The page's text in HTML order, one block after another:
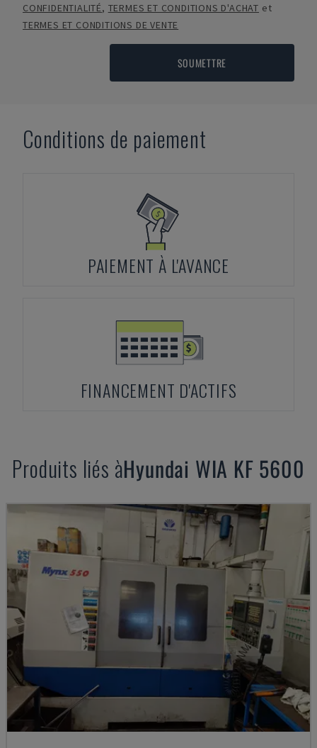
CONFIDENTIALITÉ, TERMES ET CONDITIONS D'ACHAT et
TERMES ET CONDITIONS DE VENTE
SOUMETTRE
Conditions de paiement
PAIEMENT À L'AVANCE
FINANCEMENT D'ACTIFS
Produits liés àHyundai WIA KF 5600